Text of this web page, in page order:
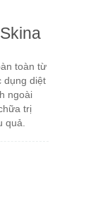
toàn từ
dụng diệt
ngoài
trị
quả.